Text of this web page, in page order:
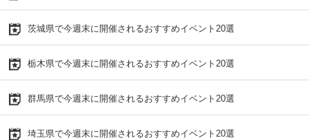
茨城県で今週末に開催されるおすすめイベント20選
栃木県で今週末に開催されるおすすめイベント20選
群馬県で今週末に開催されるおすすめイベント20選
埼玉県で今週末に開催されるおすすめイベント20選